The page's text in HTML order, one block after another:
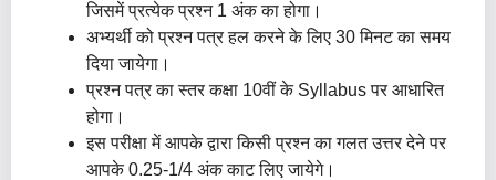
जिसमें प्रत्येक प्रश्न 1 अंक का होगा।
अभ्यर्थी को प्रश्न पत्र हल करने के लिए 30 मिनट का समय
दिया जायेगा।
प्रश्न पत्र का स्तर कक्षा 10वीं के Syllabus पर आधारित
होगा।
इस परीक्षा में आपके द्वारा किसी प्रश्न का गलत उत्तर देने पर
आपके 0.25-1/4 अंक काट लिए जायेगे।